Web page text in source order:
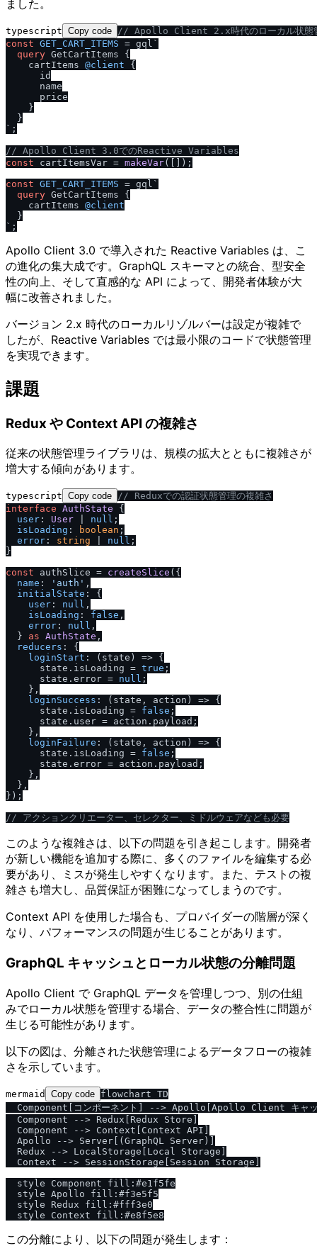
ました。
typescript Copy code / / Apollo Client 2.x時代のローカル状態
const GET_CART_ITEMS = gql`
query GetCartItems {
    cartItems
@client
{
      id
      name
      price
}
}
` ;
/ / Apollo Client 3.0でのReactive Variables
const cartItemsVar = makeVar([]);
const GET_CART_ITEMS = gql`
query GetCartItems {
    cartItems
@client
}
`
Apollo Client 3.0 で導入された Reactive Variables は、こ
の進化の集大成です。GraphQL スキーマとの統合、型安全
性の向上、そして直感的な API によって、開発者体験が大
幅に改善されました。
バージョン 2.x 時代のローカルリゾルバーは設定が複雑で
したが、Reactive Variables では最小限のコードで状態管理
を実現できます。
課題
Redux や Context API の複雑さ
従来の状態管理ライブラリは、規模の拡大とともに複雑さが
増大する傾向があります。
typescript Copy code // Reduxでの認証状態管理の複雑さ
interface AuthState {
user : User null ;
isLoading : boolean ;
error : string null ;
}
const authSlice = createSlice ({
name : 'auth' ,
initialState : {
user : null ,
isLoading : false ,
error : null ,
  }
as AuthState ,
reducers : {
loginStart : ( state ) => {
      state.
isLoading = true ;
      state.
error = null ;
    },
loginSuccess : ( state, action ) => {
      state.
isLoading = false ;
      state.
user = action. payload ;
    },
loginFailure : ( state, action ) => {
      state.
isLoading = false ;
      state.
error = action. payload ;
    },
  },
});
// アクションクリエーター、セレクター、ミドルウェアなども必要
このような複雑さは、以下の問題を引き起こします。開発者
が新しい機能を追加する際に、多くのファイルを編集する必
要があり、ミスが発生しやすくなります。また、テストの複
雑さも増大し、品質保証が困難になってしまうのです。
Context API を使用した場合も、プロバイダーの階層が深く
なり、パフォーマンスの問題が生じることがあります。
GraphQL キャッシュとローカル状態の分離問題
Apollo Client で GraphQL データを管理しつつ、別の仕組
みでローカル状態を管理する場合、データの整合性に問題が
生じる可能性があります。
以下の図は、分離された状態管理によるデータフローの複雑
さを示しています。
mermaid Copy code flowchart TD
Component[コンポーネント] --> Apollo[Apollo Client キャ
  Component --> Redux[Redux Store]
  Component --> Context[Context API]
  Apollo --> Server[(GraphQL Server)]
  Redux --> LocalStorage[Local Storage]
  Context --> SessionStorage[Session Storage]
  style Component fill:#e1f5fe
  style Apollo fill:#f3e5f5
  style Redux fill:#fff3e0
この分離により、以下の問題が発生します：